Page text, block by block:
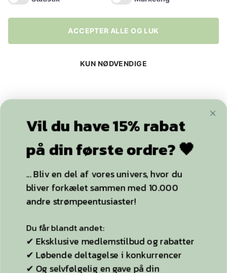
YDERLIGERE INFO
Selvsiddende strømper
Ideen til StyleLegs
Bag Stylelegs
Sitemap
Kontaktside
Telefon: 26 55 26 49
KUN NØDVENDIGE
ACCEPTER ALLE OG LUK
Vil du have 15% rabat
på din første ordre? 🖤
... Bliv en del af vores univers, hvor du
✔ Eksklusive medlemstilbud og rabatter
✔ Løbende deltagelse i konkurrencer
✔ Og selvfølgelig en gave på din
fødselsdag!
Ved tilmelding accepterer du, at Stylelegs må
opbevare dine oplysninger i henhold til